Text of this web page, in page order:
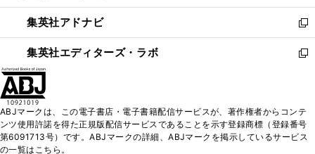
開
く
ウ
で
開
く
ン
ド
ウ
で
ウ
ィ
ン
ド
く
集英社アドナビ
新
し
い
ド
ウ
で
集英社エディターズ・ラボ
新
ィ
ン
ド
ABJマークは、この電子書店・電子書籍配信サービスが、著作権者からコンテ
ンツ使用許諾を得た正規版配信サービスであることを示す登録商標（登録番号
第6091713号）です。ABJマークの詳細、ABJマークを掲示しているサービス
の一覧はこちら。